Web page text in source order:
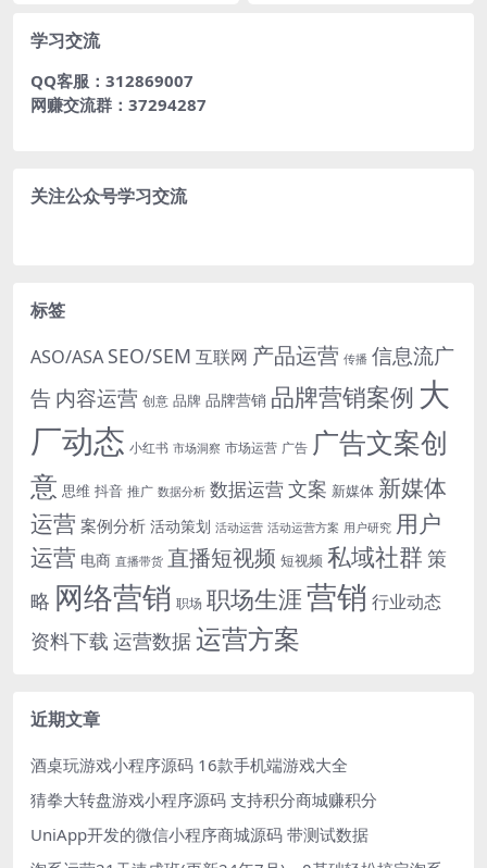
学习交流
QQ客服：312869007
网赚交流群：37294287
关注公众号学习交流
标签
ASO/ASA SEO/SEM 互联网 产品运营 传播 信息流广
告 内容运营 创意 品牌 品牌营销 品牌营销案例 大
厂动态 小红书 市场洞察 市场运营 广告 广告文案创
意 思维 抖音 推广 数据分析 数据运营文案 新媒体 新媒体
运营 案例分析 活动策划 活动运营 活动运营方案 用户研究 用户
运营 电商 直播带货 直播短视频 短视频 私域社群 策
略 网络营销 职场 职场生涯营销 行业动态
资料下载 运营数据运营方案
近期文章
酒桌玩游戏小程序源码 16款手机端游戏大全
猜拳大转盘游戏小程序源码 支持积分商城赚积分
UniApp开发的微信小程序商城源码 带测试数据